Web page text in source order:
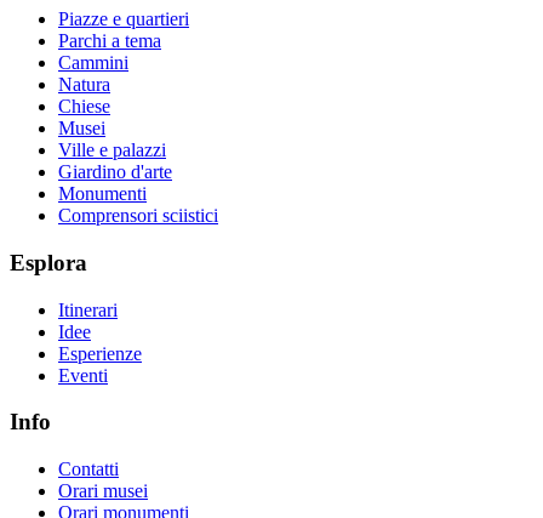
Piazze e quartieri
Parchi a tema
Cammini
Natura
Chiese
Musei
Ville e palazzi
Giardino d'arte
Monumenti
Comprensori sciistici
Esplora
Itinerari
Idee
Esperienze
Eventi
Info
Contatti
Orari musei
Orari monumenti